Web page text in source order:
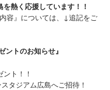
熱く応援しています！！
容』については、↓追記をご
ントのお知らせ』
ト！！
タジアム広島へご招待！